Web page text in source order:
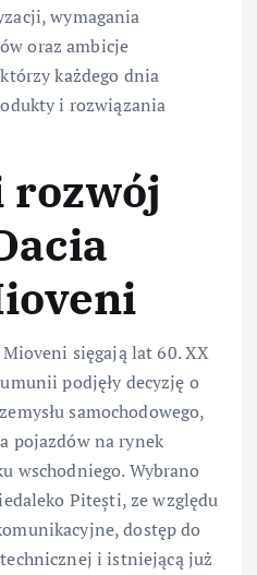
wymagania
oraz ambicje
każdego dnia
i rozwiązania
rozwój
sięgają lat 60. XX
podjęły decyzję o
samochodowego,
pojazdów na rynek
wschodniego. Wybrano
Pitești, ze względu
dostęp do
i istniejącą już